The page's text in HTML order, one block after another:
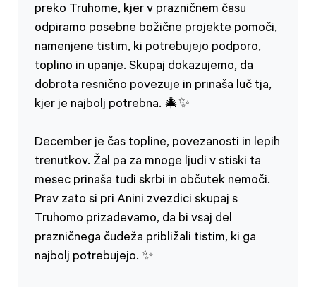
preko Truhome, kjer v prazničnem času
odpiramo posebne božične projekte pomoči,
namenjene tistim, ki potrebujejo podporo,
toplino in upanje. Skupaj dokazujemo, da
dobrota resnično povezuje in prinaša luč tja,
kjer je najbolj potrebna. 🎄✨
December je čas topline, povezanosti in lepih
trenutkov. Žal pa za mnoge ljudi v stiski ta
mesec prinaša tudi skrbi in občutek nemoči.
Prav zato si pri Anini zvezdici skupaj s
Truhomo prizadevamo, da bi vsaj del
prazničnega čudeža približali tistim, ki ga
najbolj potrebujejo. ✨